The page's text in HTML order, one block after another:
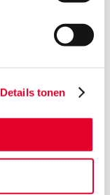
Details tonen